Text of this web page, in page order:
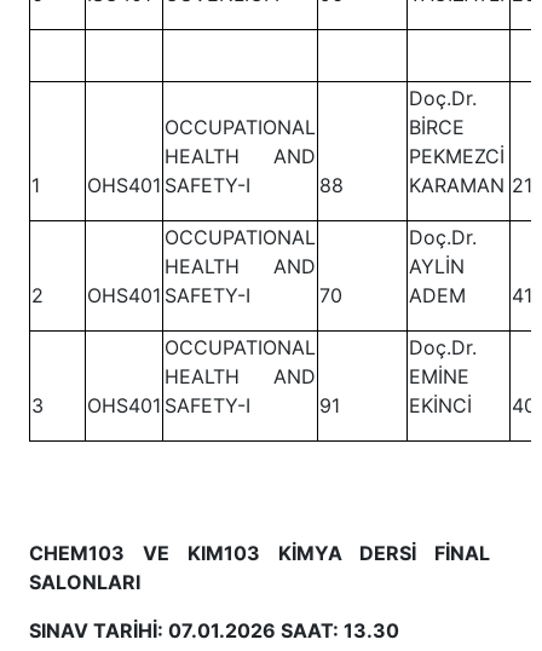
1 OHS401
OCCUPATIONAL
HEALTH AND
SAFETY-I
88
Doç.Dr.
BİRCE
PEKMEZCİ
KARAMAN
2 OHS401
OCCUPATIONAL
HEALTH AND
SAFETY-I
70
Doç.Dr.
AYLİN
ADEM
3 OHS401
OCCUPATIONAL
HEALTH AND
SAFETY-I
91
Doç.Dr.
EMİNE
EKİNCİ
CHEM103 VE KIM103 KİMYA DERSİ FİNAL
SALONLARI
SINAV TARİHİ: 07.01.2026 SAAT: 13.30